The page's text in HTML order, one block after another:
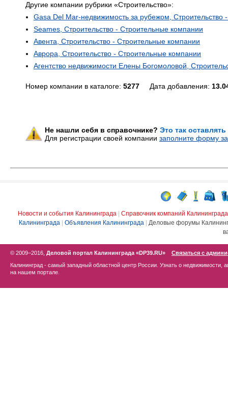
Другие компании рубрики «Строительство»:
Gasa Del Mar-недвижимость за рубежом, Строительство
Seames, Строительство - Строительные компании
Авента, Строительство - Строительные компании
Аврора, Строительство - Строительные компании
Агентство недвижимости Елены Богомоловой,
Номер компании в каталоге: 5277 Дата добавления:
Не нашли себя в справочнике? Это так
Для регистрации своей компании заполните форму
Новости и события Калининграда
Справочник компаний Калининграда
Калининграда
Объявления Калининграда
Деловые форумы
© 2009–2016, Деловой портал Калининграда «DP39.RU»
Связаться с
Калининград - самый западный областной центр России. Узнать о недвижимости,
на нашем портале.